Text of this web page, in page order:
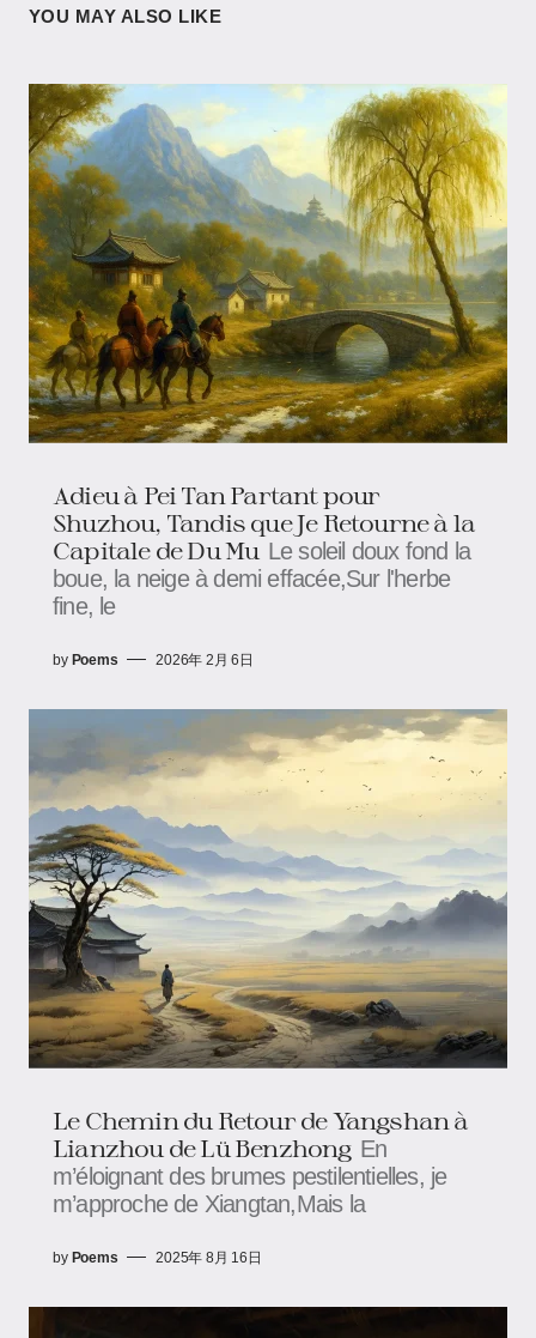
YOU MAY ALSO LIKE
Adieu à Pei Tan Partant pour
Shuzhou, Tandis que Je Retourne à la
Capitale de Du Mu Le soleil doux fond la
boue, la neige à demi effacée,Sur l'herbe
fine, le
by Poems 2026年 2月 6日
Le Chemin du Retour de Yangshan à
Lianzhou de Lü Benzhong En
m’éloignant des brumes pestilentielles, je
m’approche de Xiangtan,Mais la
by Poems 2025年 8月 16日